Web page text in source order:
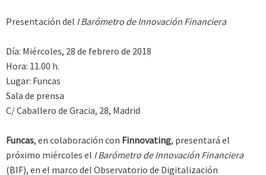
Presentación del I Barómetro de Innovación Financiera
Día: Miércoles, 28 de febrero de 2018
Hora: 11.00 h.
Lugar: Funcas
Sala de prensa
C/ Caballero de Gracia, 28, Madrid
Funcas, en colaboración con Finnovating, presentará el
próximo miércoles el I Barómetro de Innovación Financiera
(BIF), en el marco del Observatorio de Digitalización